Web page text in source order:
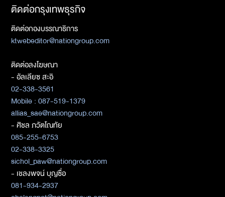
ติดต่อกรุงเทพธุรกิจ
ติดต่อกองบรรณาธิการ
ktwebeditor@nationgroup.com
ติดต่อลงโฆษณา
- อัลเลียซ สะอิ
02-338-3561
Mobile : 087-519-1379
allias_sae@nationgroup.com
- ศิชล ภวัตโณทัย
085-255-6753
02-338-3325
sichol_paw@nationgroup.com
- เชลงพจน์ บุญซื่อ
081-934-2937